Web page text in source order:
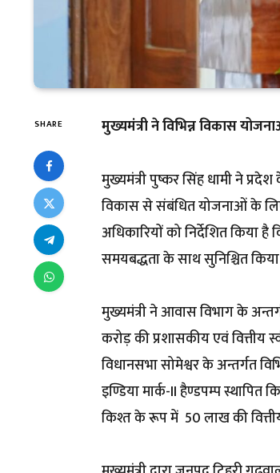
SHARE मुख्यमंत्री ने विभिन्न विकास
मुख्यमंत्री पुष्कर सिंह धामी ने
विकास से संबंधित योजनाओं के लिए
अधिकारियों को निर्देशित किया
समयबद्धता के साथ सुनिश्चित
मुख्यमंत्री ने आवास विभाग के
करोड़ की प्रशासकीय एवं वित्तीय
विधानसभा सोमेश्वर के अन्तर्गत
इण्डिया मार्क-II हैण्डपम्प स्थापित
किश्त के रूप में ₹ 50 लाख की